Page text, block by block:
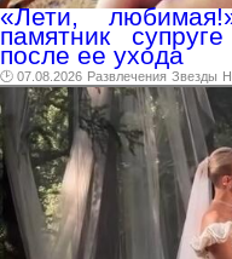
«Лети,
памятник
после ее ухода
🕑 07.08.2026 Развлечения Звезды